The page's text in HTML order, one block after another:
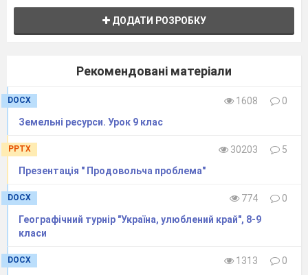
• Не свідчи імені Господа, Бога твого,
•
Шануй свого батька та матір.
• Не убий.
прилюбодій.
• Не кради.
ближнього твого.
жони ближнього свого.
ДОДАТИ РОЗРОБКУ
Рекомендовані матеріали
DOCX 1608
0
Земельні ресурси. Урок 9 клас
PPTX 30203
5
Презентація " Продовольча проблема"
DOCX 774
0
Географічний турнір "Україна, улюблений край", 8-9
класи
DOCX 1313
0